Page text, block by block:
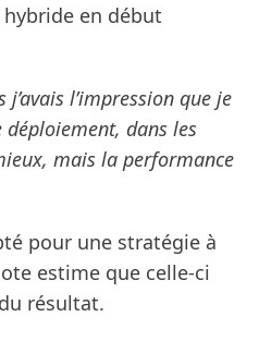
en début
l’impression que je
déploiement, dans les
mais la performance
pour une stratégie à
estime que celle-ci
résultat.